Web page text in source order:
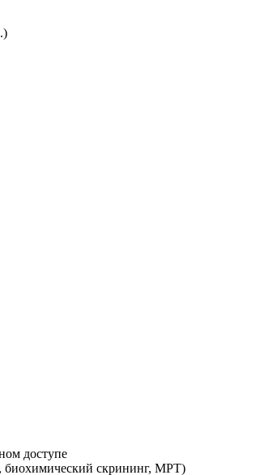
доступе
биохимический скрининг, МРТ)